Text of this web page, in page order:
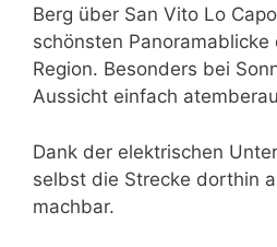
Berg über San Vito Lo
schönsten Panoramablicke
Region. Besonders bei
Aussicht einfach
Dank der elektrischen
selbst die Strecke dorthin
machbar.